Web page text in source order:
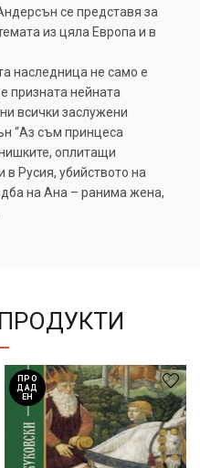
се представя за
из цяла Европа и в
наследница не само е
призната нейната
всички заслужени
“Аз съм принцеса
оплитащи
Русия, убийството на
на Ана – ранима жена,
ПРО
ДАД
ЕН